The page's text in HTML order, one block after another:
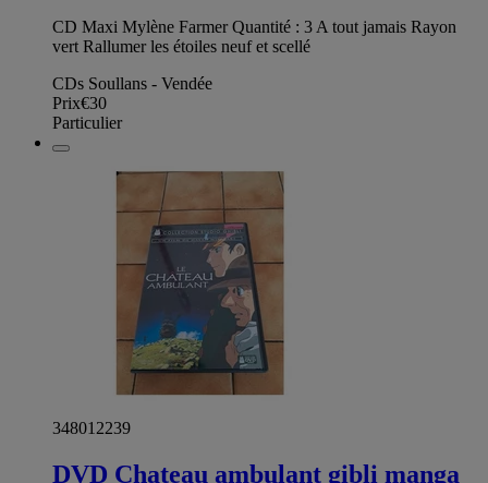
CD Maxi Mylène Farmer Quantité : 3 A tout jamais Rayon
vert Rallumer les étoiles neuf et scellé
CDs Soullans - Vendée
Prix€30
Particulier
348012239
DVD Chateau ambulant gibli manga